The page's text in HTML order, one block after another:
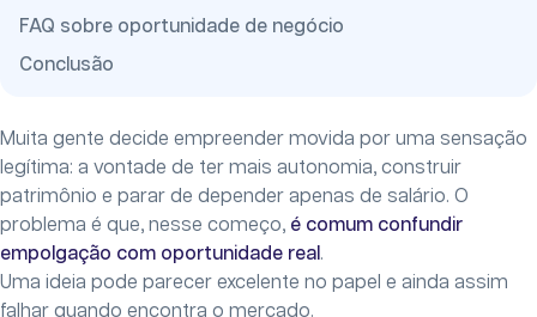
FAQ sobre oportunidade de negócio
Conclusão
Muita gente decide empreender movida por uma sensação
legítima: a vontade de ter mais autonomia, construir
patrimônio e parar de depender apenas de salário. O
problema é que, nesse começo, é comum confundir
empolgação com oportunidade real .
Uma ideia pode parecer excelente no papel e ainda assim
falhar quando encontra o mercado.